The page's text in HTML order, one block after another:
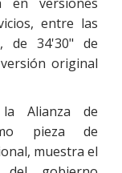
entre las
de 34'30" de
original
Alianza de
pieza de
muestra el